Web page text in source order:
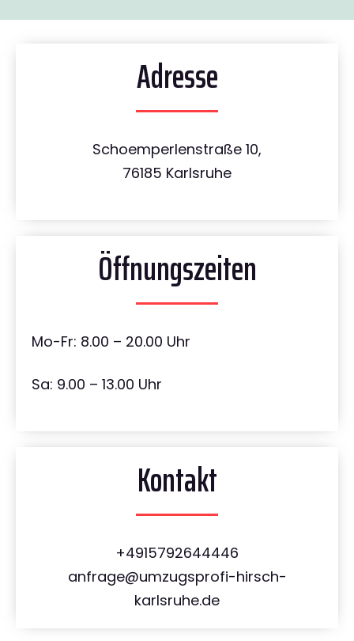
Adresse
Schoemperlenstraße 10,
76185 Karlsruhe
Öffnungszeiten
Mo-Fr: 8.00 – 20.00 Uhr
Sa: 9.00 – 13.00 Uhr
Kontakt
+4915792644446
anfrage@umzugsprofi-hirsch-
karlsruhe.de